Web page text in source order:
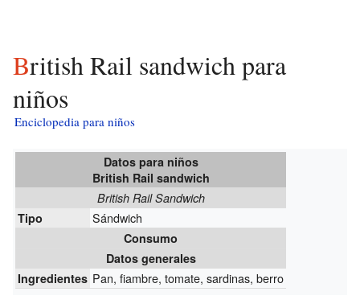
British Rail sandwich para
niños
Enciclopedia para niños
Datos para niños
British Rail sandwich
British Rail Sandwich
Tipo
Sándwich
Consumo
Datos generales
Ingredientes Pan, fiambre, tomate, sardinas, berro